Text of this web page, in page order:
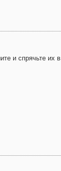
и спрячьте их в